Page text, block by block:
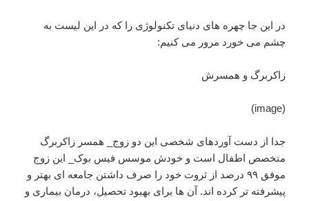
در این جا چهره های دنیای تکنولوژی را که در این لیست به
چشم می خورد مرور می کنیم:
زاکربرگ و همسرش
(image)
جدا از دست آوردهای شخصی این دو زوج_ همسر زاکربرگ
متخصص اطفال است و خودش موسس فیس بوک_ این زوج
موفق ۹۹ درصد از ثروت خود را صرف داشتن جامعه ای بهتر و
پیشرفته تر کرده اند. آن ها برای بهبود تحصیل، درمان بیماری و